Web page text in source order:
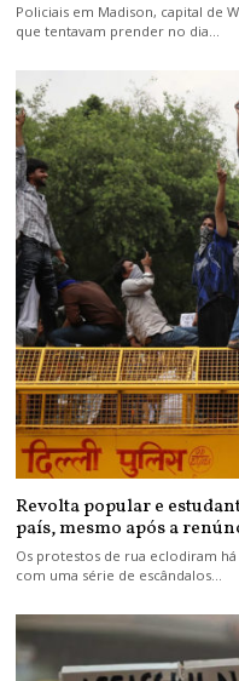
Policiais em Madison, capital de
que tentavam prender no dia…
Revolta popular e
país, mesmo após a
Os protestos de rua eclodiram
com uma série de escândalos…